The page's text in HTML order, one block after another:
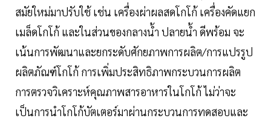
สมัยใหม่มาปรับใช้ เช่น เครื่องผ่าผลสดโกโก้ เครื่องคัดแยก
เมล็ดโกโก้ และในส่วนของกลางน้ำ ปลายน้ำ ดีพร้อม จะ
เน้นการพัฒนาและยกระดับศักยภาพการผลิต/การแปรรูป
ผลิตภัณฑ์โกโก้ การเพิ่มประสิทธิภาพกระบวนการผลิต
การตรวจวิเคราะห์คุณภาพสารอาหารในโกโก้ ไม่ว่าจะ
เป็นการนำโกโก้บัตเตอร์มาผ่านกระบวนการทดสอบและ